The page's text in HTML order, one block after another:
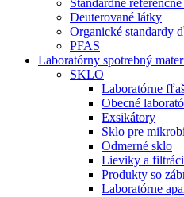
Štandardné
Deuterované látky
Organické standardy
PFAS
Laboratórny spotrebný
SKLO
Laboratórne
Obecné
Exsikátory
Sklo pre
Odmerné sklo
Lieviky a
Produkty so
Laboratórne